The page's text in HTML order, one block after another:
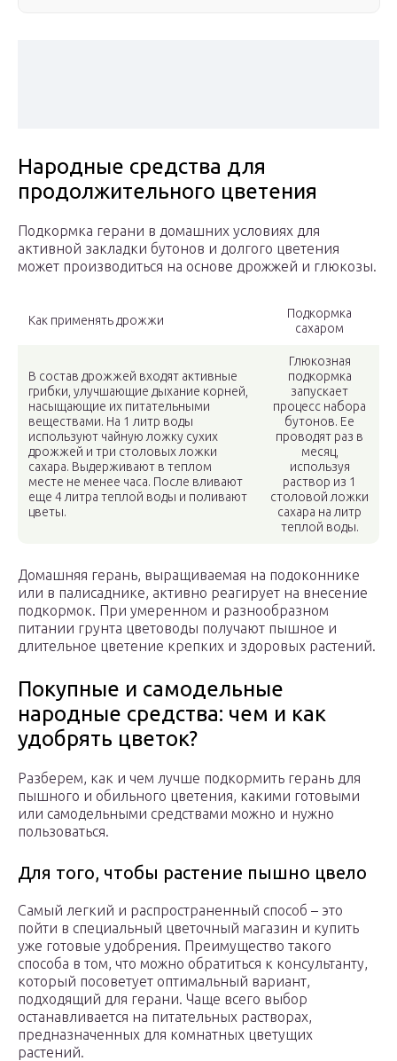
Народные средства для
продолжительного цветения
Подкормка герани в домашних условиях для
активной закладки бутонов и долгого цветения
может производиться на основе дрожжей и глюкозы.
Как применять дрожжи
Подкормка
сахаром
В состав дрожжей входят активные
грибки, улучшающие дыхание корней,
насыщающие их питательными
веществами. На 1 литр воды
используют чайную ложку сухих
дрожжей и три столовых ложки
сахара. Выдерживают в теплом
месте не менее часа. После вливают
еще 4 литра теплой воды и поливают
цветы.
Глюкозная
подкормка
запускает
процесс набора
бутонов. Ее
проводят раз в
месяц,
используя
раствор из 1
столовой ложки
сахара на литр
теплой воды.
Домашняя герань, выращиваемая на подоконнике
или в палисаднике, активно реагирует на внесение
подкормок. При умеренном и разнообразном
питании грунта цветоводы получают пышное и
длительное цветение крепких и здоровых растений.
Покупные и самодельные
народные средства: чем и как
удобрять цветок?
Разберем, как и чем лучше подкормить герань для
пышного и обильного цветения, какими готовыми
или самодельными средствами можно и нужно
пользоваться.
Для того, чтобы растение пышно цвело
Самый легкий и распространенный способ – это
пойти в специальный цветочный магазин и купить
уже готовые удобрения. Преимущество такого
способа в том, что можно обратиться к консультанту,
который посоветует оптимальный вариант,
подходящий для герани. Чаще всего выбор
останавливается на питательных растворах,
предназначенных для комнатных цветущих
растений.